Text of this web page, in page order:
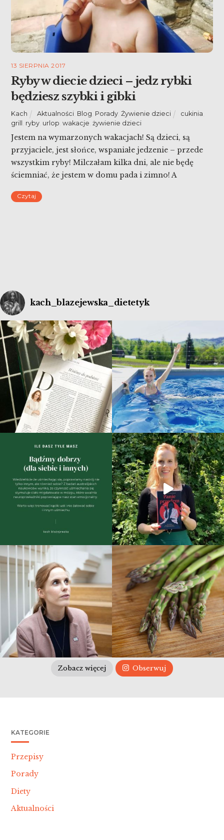
13 SIERPNIA 2017
Ryby w diecie dzieci – jedz rybki
będziesz szybki i gibki
Kach Aktualności Blog Porady ,Żywienie dzieci cukinia
grill
ryby urlop ,wakacje ,żywienie dzieci
Jestem na wymarzonych wakacjach! Są dzieci, są
przyjaciele, jest słońce, wspaniałe jedzenie – przede
wszystkim ryby! Milczałam kilka dni, ale nie będę
ściemniać, że jestem w domu pada i zimno! A
wymarzonych urlopów! Próbuję, usiłuję tu również
Czytaj
kach_blazejewska_dietetyk
Zobacz więcej Obserwuj
KATEGORIE
Przepisy
Porady
Diety
Aktualności